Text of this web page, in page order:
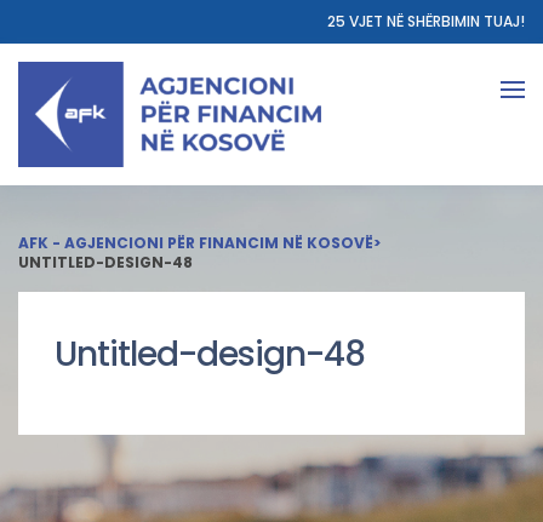
25 VJET NË SHËRBIMIN TUAJ!
AFK - AGJENCIONI PËR FINANCIM NË KOSOVË>
UNTITLED-DESIGN-48
Untitled-design-48